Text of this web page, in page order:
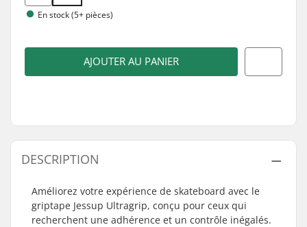
En stock (5+ pièces)
AJOUTER AU PANIER
DESCRIPTION
Améliorez votre expérience de skateboard avec le
griptape Jessup Ultragrip, conçu pour ceux qui
recherchent une adhérence et un contrôle inégalés.